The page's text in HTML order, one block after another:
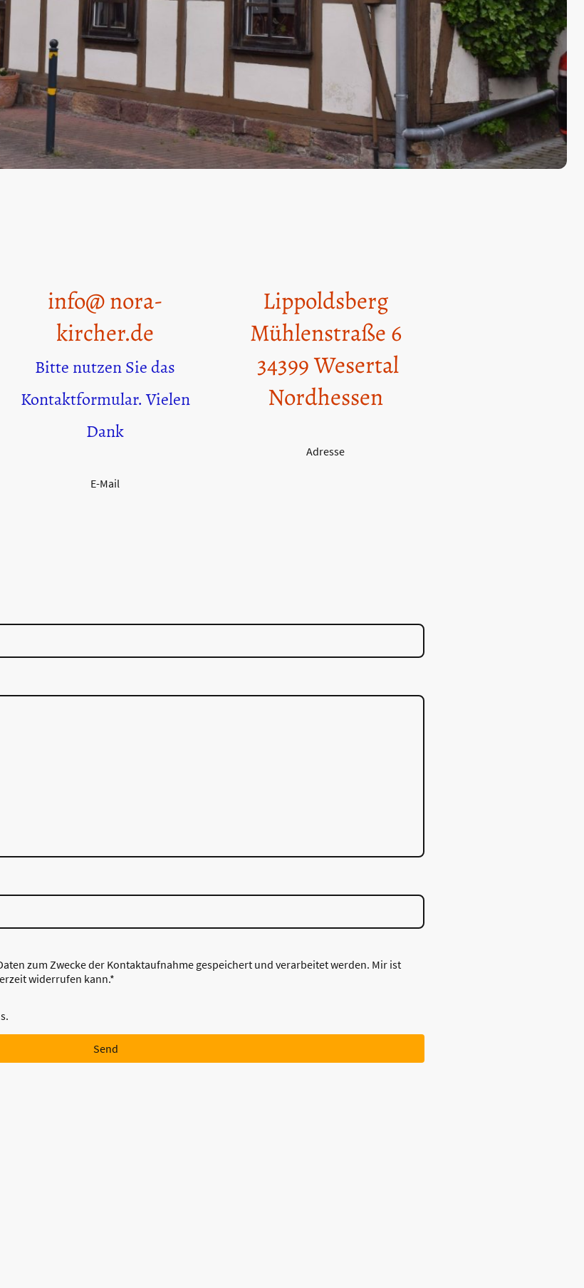
info@ nora-
kircher.de
Bitte nutzen Sie das
Kontaktformular. Vielen
Dank
E-Mail
Lippoldsberg
Mühlenstraße 6
34399 Wesertal
Nordhessen
Adresse
zum Zwecke der Kontaktaufnahme gespeichert und verarbeitet werden. Mir ist
widerrufen kann.*
Send